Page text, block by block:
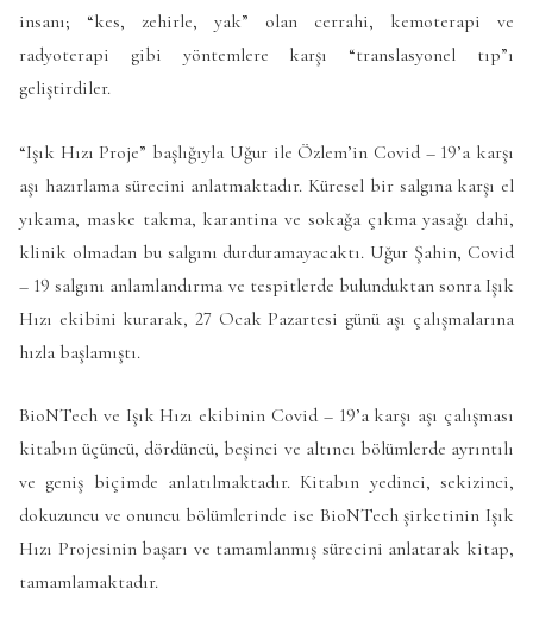
insanı; “kes, zehirle, yak” olan cerrahi, kemoterapi ve
radyoterapi gibi yöntemlere karşı “translasyonel tıp”ı
geliştirdiler.
“Işık Hızı Proje” başlığıyla Uğur ile Özlem’in Covid – 19’a karşı
aşı hazırlama sürecini anlatmaktadır. Küresel bir salgına karşı el
yıkama, maske takma, karantina ve sokağa çıkma yasağı dahi,
klinik olmadan bu salgını durduramayacaktı. Uğur Şahin, Covid
– 19 salgını anlamlandırma ve tespitlerde bulunduktan sonra Işık
Hızı ekibini kurarak, 27 Ocak Pazartesi günü aşı çalışmalarına
hızla başlamıştı.
BioNTech ve Işık Hızı ekibinin Covid – 19’a karşı aşı çalışması
kitabın üçüncü, dördüncü, beşinci ve altıncı bölümlerde ayrıntılı
ve geniş biçimde anlatılmaktadır. Kitabın yedinci, sekizinci,
dokuzuncu ve onuncu bölümlerinde ise BioNTech şirketinin Işık
Hızı Projesinin başarı ve tamamlanmış sürecini anlatarak kitap,
tamamlamaktadır.